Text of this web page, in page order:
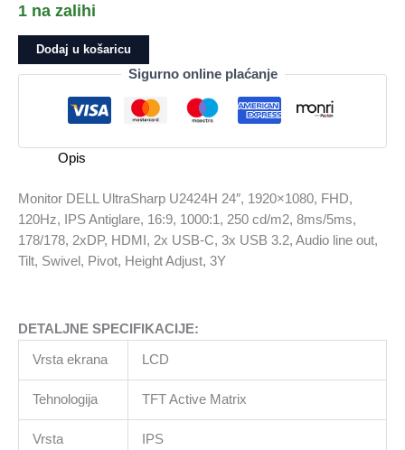
1 na zalihi
Monitor
DELL
1920x1080,
120Hz,
IPS
Antiglare,
16:9,
8ms/5ms,
178/178,
2xDP,
HDMI,
2x
USB-
Dodaj u košaricu
Sigurno online plaćanje
Opis
Monitor DELL UltraSharp U2424H 24″, 1920×1080, FHD,
120Hz, IPS Antiglare, 16:9, 1000:1, 250 cd/m2, 8ms/5ms,
178/178, 2xDP, HDMI, 2x USB-C, 3x USB 3.2, Audio line out,
Tilt, Swivel, Pivot, Height Adjust, 3Y
DETALJNE SPECIFIKACIJE:
Vrsta ekrana LCD
Tehnologija TFT Active Matrix
Vrsta IPS